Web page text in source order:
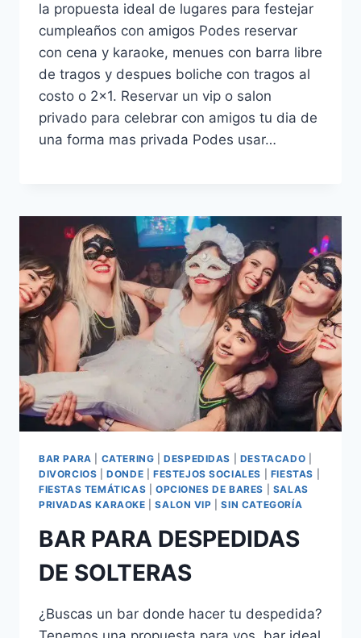
la propuesta ideal de lugares para festejar
cumpleaños con amigos Podes reservar
con cena y karaoke, menues con barra libre
de tragos y despues boliche con tragos al
costo o 2×1. Reservar un vip o salon
privado para celebrar con amigos tu dia de
una forma mas privada Podes usar…
BAR PARA CATERING |DESPEDIDAS DESTACADO
DIVORCIOS |DONDE FESTEJOS SOCIALES FIESTAS
FIESTAS TEMÁTICAS
OPCIONES DE BARES
SALAS
PRIVADAS KARAOKE |SALON VIP |SIN CATEGORÍA
BAR PARA DESPEDIDAS
DE SOLTERAS
¿Buscas un bar donde hacer tu despedida?